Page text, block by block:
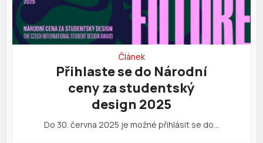
Článek
Přihlaste se do Národní
ceny za studentský
design 2025
Do 30. června 2025 je možné přihlásit se do…